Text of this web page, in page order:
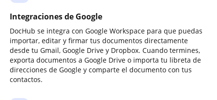
Integraciones de Google
DocHub se integra con Google Workspace para que puedas
importar, editar y firmar tus documentos directamente
desde tu Gmail, Google Drive y Dropbox. Cuando termines,
exporta documentos a Google Drive o importa tu libreta de
direcciones de Google y comparte el documento con tus
contactos.